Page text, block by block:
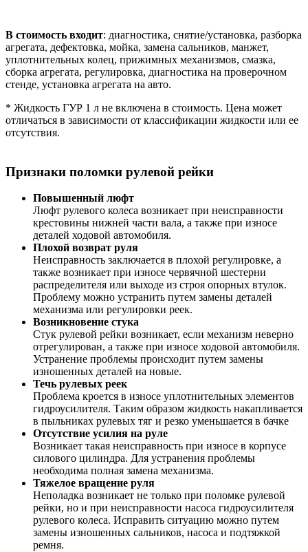
В стоимость входит: диагностика, снятие/установка, разборка
агрегата, дефектовка, мойка, замена сальников, манжет,
уплотнительных колец, прижимных механизмов, смазка,
сборка агрегата, регулировка, диагностика на проверочном
стенде, установка агрегата на авто.
* Жидкость ГУР 1 л не включена в стоимость. Цена может
отличаться в зависимости от классификации жидкости или ее
отсутствия.
Признаки поломки рулевой рейки
Повышенный люфт
Люфт рулевого колеса возникает при неисправности
крестовины нижней части вала, а также при износе
деталей ходовой автомобиля.
Плохой возврат руля
Неисправность заключается в плохой регулировке, а
также возникает при износе червячной шестерни
распределителя или выходе из строя опорных втулок.
Проблему можно устранить путем замены деталей
механизма или регулировки реек.
Возникновение стука
Стук рулевой рейки возникает, если механизм неверно
отрегулирован, а также при износе ходовой автомобиля.
Устранение проблемы происходит путем замены
изношенных деталей на новые.
Течь рулевых реек
Проблема кроется в износе уплотнительных элементов
гидроусилителя. Таким образом жидкость накапливается
в пыльниках рулевых тяг и резко уменьшается в бачке
Отсутствие усилия на руле
Возникает такая неисправность при износе в корпусе
силового цилиндра. Для устранения проблемы
необходима полная замена механизма.
Тяжелое вращение руля
Неполадка возникает не только при поломке рулевой
рейки, но и при неисправности насоса гидроусилителя
рулевого колеса. Исправить ситуацию можно путем
замены изношенных сальников, насоса и подтяжкой
ремня.